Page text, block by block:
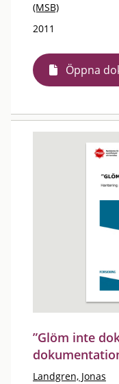
(MSB)
2011
Öppna
”Glöm inte
Landgren, Jonas